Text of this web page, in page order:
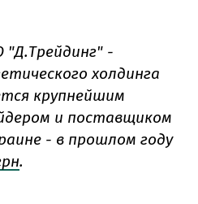
-
холдинга
крупнейшим
и поставщиком
- в прошлом году
.